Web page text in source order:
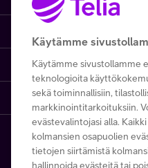
Asiakastuki
Minun Telia
EN SV
Mobiililaajakaista
Prepaid-liittymät
iPhone 17
Samsung S26
Viaplay
Etsi apua ja ohjeita
Tilauksen peruuttaminen
Opi ja inspiroidu
Ota yhteyttä
Asiakaspalvelun
Asioi kirjautuneena
Telia Finland
Telia yrityksenä
Copyright Telia
Käytämme
Käytämme sivustollamme
teknologioita
sekä toiminnallisiin,
markkinointitarkoituksiin.
evästevalintojasi alla.
kolmansien osapuolien
tietojen siirtämistä
hallinnoida evästeitä tai